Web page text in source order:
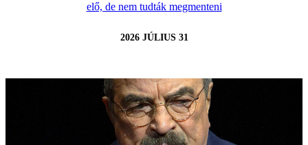
elő, de nem tudták megmenteni
2026 JÚLIUS 31